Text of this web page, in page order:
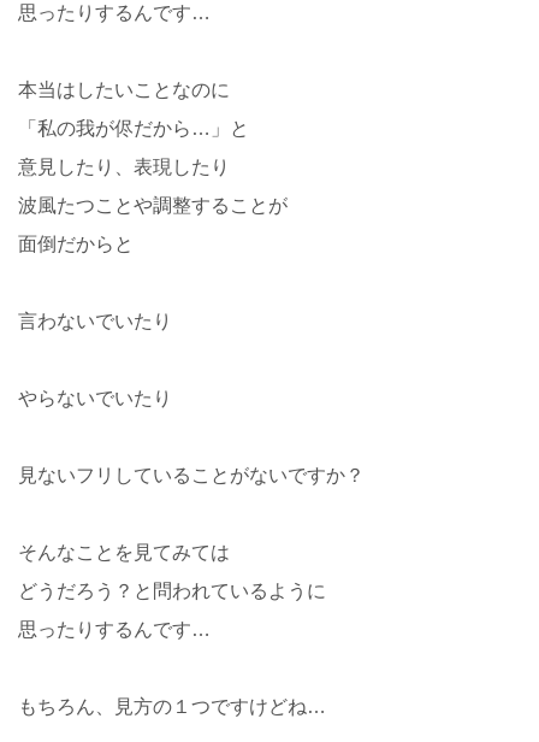
思ったりするんです…
本当はしたいことなのに
「私の我が侭だから…」と
意見したり、表現したり
波風たつことや調整することが
面倒だからと
言わないでいたり
やらないでいたり
見ないフリしていることがないですか？
そんなことを見てみては
どうだろう？と問われているように
思ったりするんです…
もちろん、見方の１つですけどね…